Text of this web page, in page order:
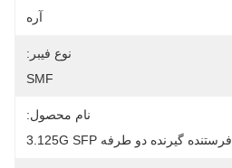
آره
نوع فیبر:
SMF
نام محصول:
فرستنده گیرنده دو طرفه 3.125G SFP